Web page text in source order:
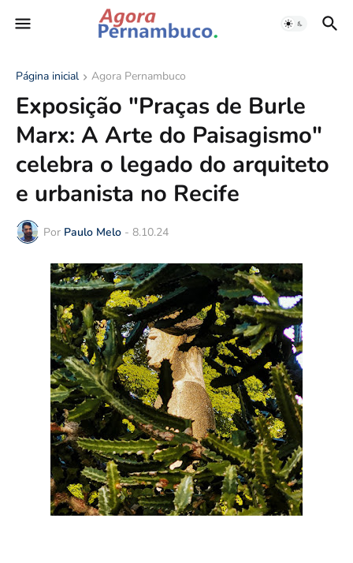
Página inicial Agora Pernambuco
Exposição "Praças de Burle
Marx: A Arte do Paisagismo"
celebra o legado do arquiteto
e urbanista no Recife
Por Paulo Melo - 8.10.24